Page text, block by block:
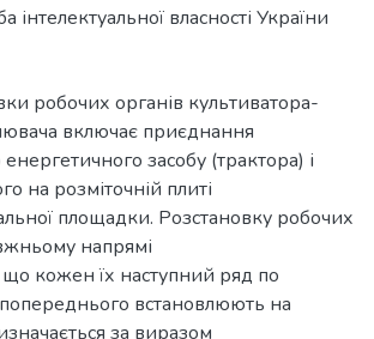
власності України
робочих органів культиватора-
включає приєднання
засобу (трактора) і
на розміточній плиті
площадки. Розстановку робочих
напрямі
кожен їх наступний ряд по
встановлюють на
за виразом